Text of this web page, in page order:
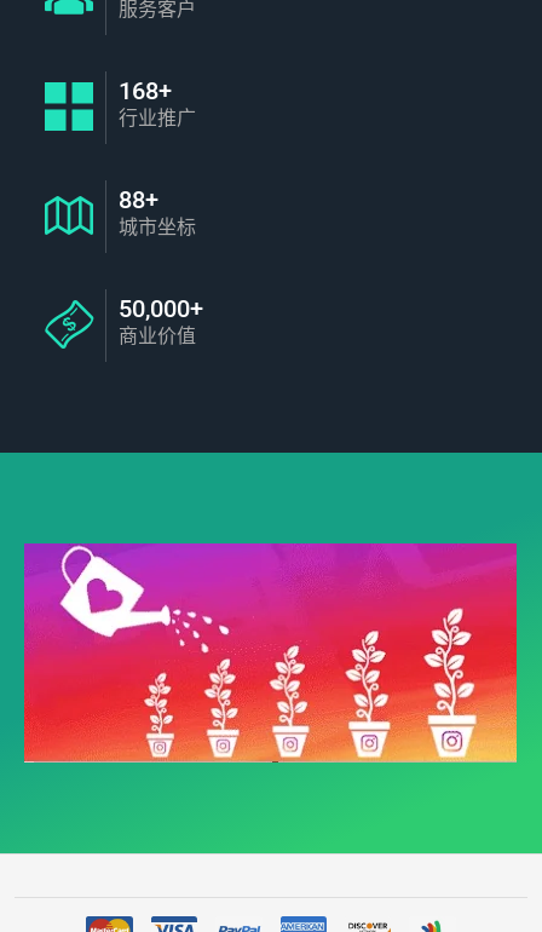
服务客户
168+
行业推广
88+
城市坐标
50,000+
商业价值